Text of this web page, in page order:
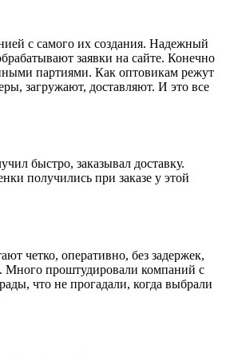
с самого их создания. Надежный
заявки на сайте. Конечно
партиями. Как оптовикам режут
загружают, доставляют. И это все
быстро, заказывал доставку.
получились при заказе у этой
четко, оперативно, без задержек,
Много проштудировали компаний с
что не прогадали, когда выбрали